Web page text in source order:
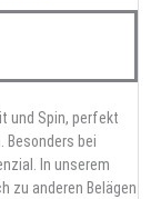
und Spin, perfekt
Besonders bei
In unserem
zu anderen Belägen